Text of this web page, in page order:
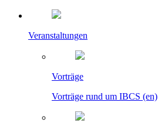
Veranstaltungen
Vorträge
Vorträge rund um IBCS (en)